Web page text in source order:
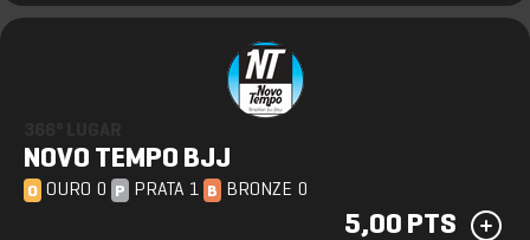
NOVO TEMPO BJJ
O OURO 0 P PRATA 1 B BRONZE 0
5,00 PTS